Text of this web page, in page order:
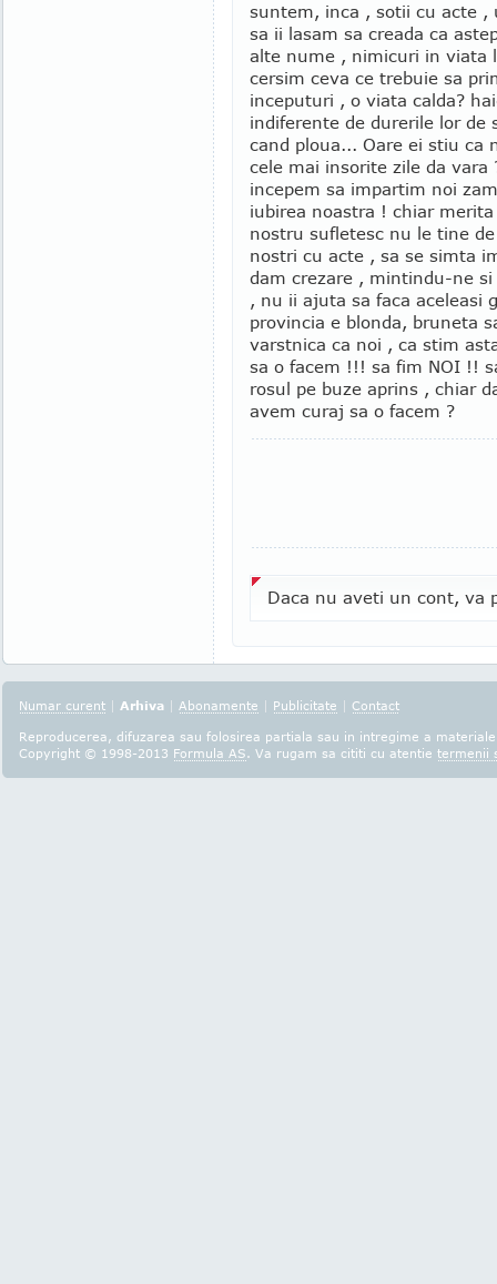
suntem, inca , sotii cu acte ,
sa ii lasam sa creada ca
alte nume , nimicuri in viata
cersim ceva ce trebuie sa
inceputuri , o viata calda?
indiferente de durerile lor de
cand ploua... Oare ei stiu ca
cele mai insorite zile da
incepem sa impartim noi
iubirea noastra ! chiar
nostru sufletesc nu le tine
nostri cu acte , sa se simta
dam crezare , mintindu-ne
, nu ii ajuta sa faca aceleasi
provincia e blonda, bruneta
varstnica ca noi , ca stim
sa o facem !!! sa fim NOI !!
rosul pe buze aprins , chiar
avem curaj sa o facem ?
Daca nu aveti un cont, va
Numar curent | Arhiva | Abonamente | Publicitate | Contact
Reproducerea, difuzarea sau folosirea partiala sau in intregime a
Copyright © 1998-2013 Formula AS. Va rugam sa cititi cu atentie termenii